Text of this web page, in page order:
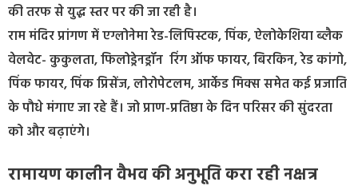
की तरफ से युद्ध स्तर पर की जा रही है।
राम मंदिर प्रांगण में एग्लोनेमा रेड-लिपिस्टक, पिंक, ऐलोकेशिया ब्लैक
वेलवेट- कुकुलता, फिलोड्रेनड्रॉन रिंग ऑफ फायर, बिरकिन, रेड कांगो,
पिंक फायर, पिंक प्रिसेंज, लोरोपेटलम, आर्केड मिक्स समेत कई प्रजाति
के पौधे मंगाए जा रहे हैं। जो प्राण-प्रतिष्ठा के दिन परिसर की सुंदरता
को और बढ़ाएंगे।
रामायण कालीन वैभव की अनुभूति करा रही नक्षत्र